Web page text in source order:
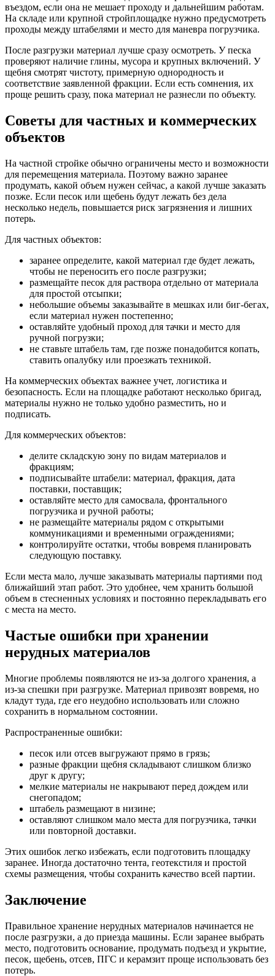
въездом, если она не мешает проходу и дальнейшим работам.
На складе или крупной стройплощадке нужно предусмотреть
проходы между штабелями и место для маневра погрузчика.
После разгрузки материал лучше сразу осмотреть. У песка
проверяют наличие глины, мусора и крупных включений. У
щебня смотрят чистоту, примерную однородность и
соответствие заявленной фракции. Если есть сомнения, их
проще решить сразу, пока материал не разнесли по объекту.
Советы для частных и коммерческих
объектов
На частной стройке обычно ограничены место и возможности
для перемещения материала. Поэтому важно заранее
продумать, какой объем нужен сейчас, а какой лучше заказать
позже. Если песок или щебень будут лежать без дела
несколько недель, повышается риск загрязнения и лишних
потерь.
Для частных объектов:
заранее определите, какой материал где будет лежать,
чтобы не переносить его после разгрузки;
размещайте песок для раствора отдельно от материала
для простой отсыпки;
небольшие объемы заказывайте в мешках или биг-бегах,
если материал нужен постепенно;
оставляйте удобный проход для тачки и место для
ручной погрузки;
не ставьте штабель там, где позже понадобится копать,
ставить опалубку или проезжать техникой.
На коммерческих объектах важнее учет, логистика и
безопасность. Если на площадке работают несколько бригад,
материалы нужно не только удобно разместить, но и
подписать.
Для коммерческих объектов:
делите складскую зону по видам материалов и
фракциям;
подписывайте штабели: материал, фракция, дата
поставки, поставщик;
оставляйте место для самосвала, фронтального
погрузчика и ручной работы;
не размещайте материалы рядом с открытыми
коммуникациями и временными ограждениями;
контролируйте остатки, чтобы вовремя планировать
следующую поставку.
Если места мало, лучше заказывать материалы партиями под
ближайший этап работ. Это удобнее, чем хранить большой
объем в стесненных условиях и постоянно перекладывать его
с места на место.
Частые ошибки при хранении
нерудных материалов
Многие проблемы появляются не из-за долгого хранения, а
из-за спешки при разгрузке. Материал привозят вовремя, но
кладут туда, где его неудобно использовать или сложно
сохранить в нормальном состоянии.
Распространенные ошибки:
песок или отсев выгружают прямо в грязь;
разные фракции щебня складывают слишком близко
друг к другу;
мелкие материалы не накрывают перед дождем или
снегопадом;
штабель размещают в низине;
оставляют слишком мало места для погрузчика, тачки
или повторной доставки.
Этих ошибок легко избежать, если подготовить площадку
заранее. Иногда достаточно тента, геотекстиля и простой
схемы размещения, чтобы сохранить качество всей партии.
Заключение
Правильное хранение нерудных материалов начинается не
после разгрузки, а до приезда машины. Если заранее выбрать
место, подготовить основание, продумать подъезд и укрытие,
песок, щебень, отсев, ПГС и керамзит проще использовать без
потерь.